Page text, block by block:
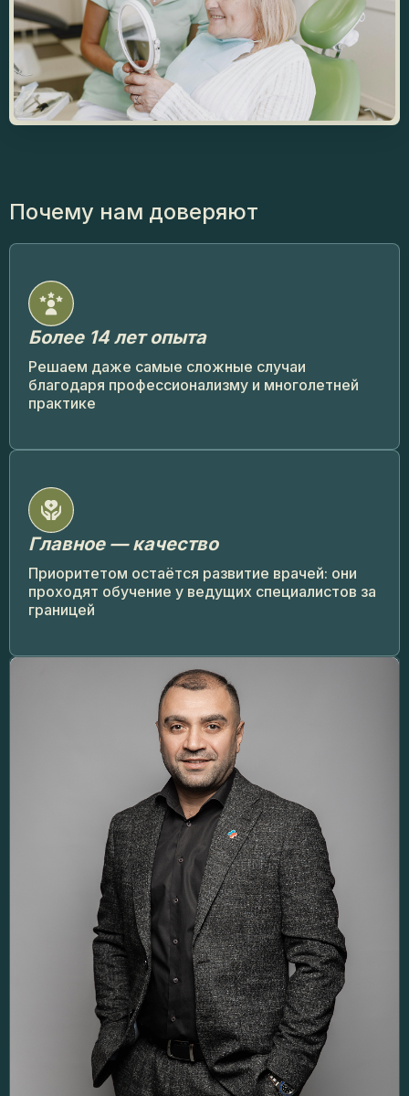
Почему нам доверяют
Более 14 лет опыта
Решаем даже самые сложные случаи
благодаря профессионализму и многолетней
практике
Главное — качество
Приоритетом остаётся развитие врачей: они
проходят обучение у ведущих специалистов за
границей